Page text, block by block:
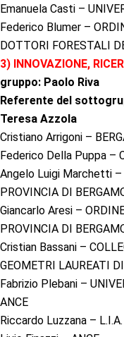
Emanuela Casti –
Federico Blumer –
DOTTORI FORESTALI
3) INNOVAZIONE,
gruppo: Paolo Riva
Referente del
Teresa Azzola
Cristiano Arrigoni –
Federico Della Puppa –
Angelo Luigi Marchetti –
PROVINCIA DI
Giancarlo Aresi –
PROVINCIA DI
Cristian Bassani –
GEOMETRI LAUREATI
Fabrizio Plebani –
ANCE
Riccardo Luzzana – L.I.A.